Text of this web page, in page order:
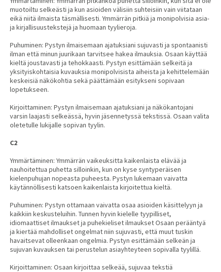
muotoiltu selkeästi ja kun asioiden välisiin suhteisiin vain viitataan
eikä niitä ilmaista täsmällisesti. Ymmärrän pitkiä ja monipolvisia asia-
ja kirjallisuustekstejä ja huomaan tyylieroja.
Puhuminen: Pystyn ilmaisemaan ajatuksiani sujuvasti ja spontaanisti
ilman että minun juurikaan tarvitsee hakea ilmauksia. Osaan käyttää
kieltä joustavasti ja tehokkaasti. Pystyn esittämään selkeitä ja
yksityiskohtaisia kuvauksia monipolvisista aiheista ja kehittelemään
keskeisiä näkökohtia sekä päättämään esitykseni sopivaan
lopetukseen.
Kirjoittaminen: Pystyn ilmaisemaan ajatuksiani ja näkökantojani
varsin laajasti selkeässä, hyvin jäsennetyssä tekstissä. Osaan valita
oletetulle lukijalle sopivan tyylin.
C2
Ymmärtäminen: Ymmärrän vaikeuksitta kaikenlaista elävää ja
nauhoitettua puhetta silloinkin, kun on kyse syntyperäisen
kielenpuhujan nopeasta puheesta. Pystyn lukemaan vaivatta
käytännöllisesti katsoen kaikenlaista kirjoitettua kieltä.
Puhuminen: Pystyn ottamaan vaivatta osaa asioiden käsittelyyn ja
kaikkiin keskusteluihin. Tunnen hyvin kielelle tyypilliset,
idiomaattiset ilmaukset ja puhekieliset ilmaukset Osaan perääntyä
ja kiertää mahdolliset ongelmat niin sujuvasti, että muut tuskin
havaitsevat olleenkaan ongelmia. Pystyn esittämään selkeän ja
sujuvan kuvauksen tai perustelun asiayhteyteen sopivalla tyylillä.
Kirjoittaminen: Osaan kirjoittaa selkeää, sujuvaa tekstiä